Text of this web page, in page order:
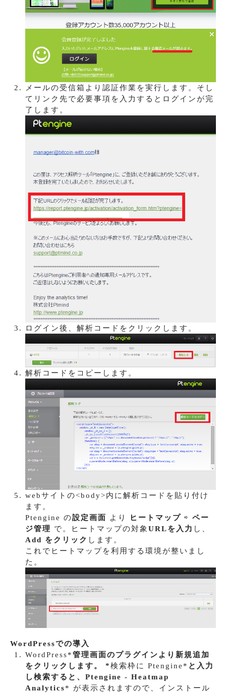
メールの受信箱より認証作業を実行します。そし
てリンク先で必要事項を入力するとログインが完
了します。
ログイン後、解析コードをクリックします。
解析コードをコピーします。
webサイトの<body>内に解析コードを貼り付け
ます。
Ptengine の設定画面 より ヒートマップ ⇨ ペー
ジ管理 で。ヒートマップの対象 URLを入力 し、
Add をクリック します。
これでヒートマップを利用する環境が整いまし
た。
WordPressでの導入
WordPress*管理画面のプラグイン より 新規追加
をクリックします。 *検索枠に Ptengine* と入力
し検索すると、 Ptengine - Heatmap
Analytics* が表示されますので、インストール